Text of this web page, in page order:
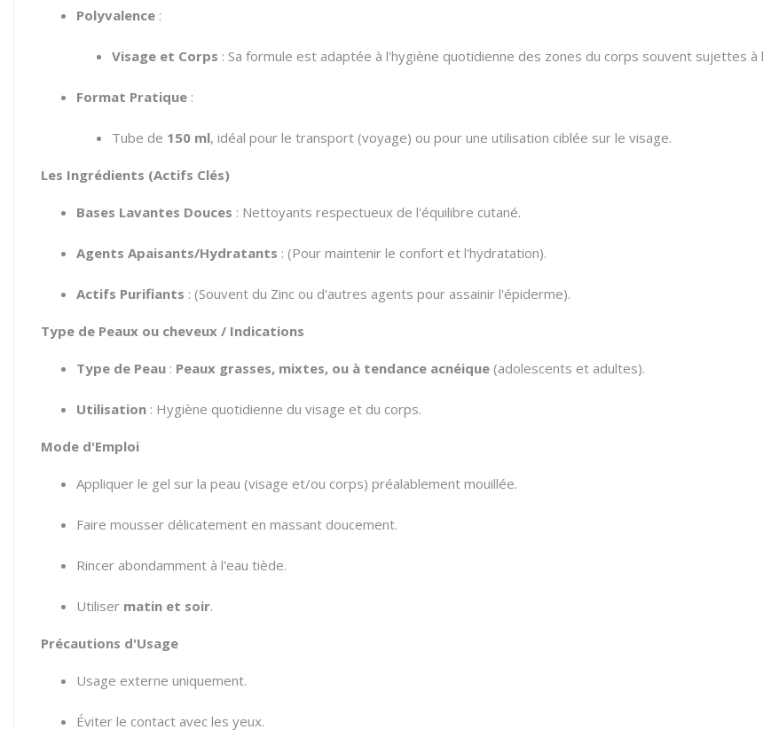
Polyvalence :
Visage et Corps : Sa formule est adaptée à l'hygiène quotidienne des zones du corps souvent sujettes
Format Pratique :
Tube de 150 ml, idéal pour le transport (voyage) ou pour une utilisation ciblée sur le visage.
Les Ingrédients (Actifs Clés)
Bases Lavantes Douces : Nettoyants respectueux de l'équilibre cutané.
Agents Apaisants/Hydratants : (Pour maintenir le confort et l'hydratation).
Actifs Purifiants : (Souvent du Zinc ou d'autres agents pour assainir l'épiderme).
Type de Peaux ou cheveux / Indications
Type de Peau : Peaux grasses, mixtes, ou à tendance acnéique (adolescents et adultes).
Utilisation : Hygiène quotidienne du visage et du corps.
Mode d'Emploi
Appliquer le gel sur la peau (visage et/ou corps) préalablement mouillée.
Faire mousser délicatement en massant doucement.
Rincer abondamment à l'eau tiède.
Utiliser matin et soir.
Précautions d'Usage
Usage externe uniquement.
Éviter le contact avec les yeux.